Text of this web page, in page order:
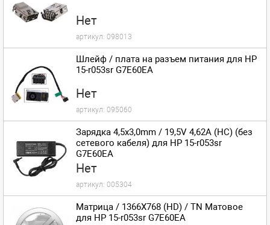
Нет
артикул: 098013
Шлейф / плата на разъем питания для HP
15-r053sr G7E60EA
Нет
артикул: 095060
Зарядка 4,5x3,0mm / 19,5V 4,62A (HC) (без
сетевого кабеля) для HP 15-r053sr
G7E60EA
Нет
артикул: 005304
Матрица / 1366X768 (HD) / TN Матовое
для HP 15-r053sr G7E60EA